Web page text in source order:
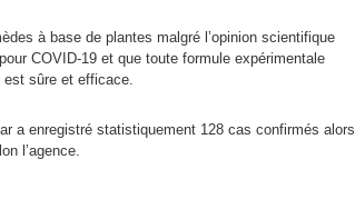
à base de plantes malgré l’opinion scientifique
COVID-19 et que toute formule expérimentale
est sûre et efficace.
a enregistré statistiquement 128 cas confirmés alors
l’agence.